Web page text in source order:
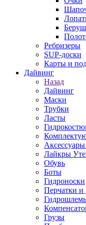
Ребризеры
SUP-доски
Карты и
Дайвинг
Назад
Дайвинг
Маски
Трубки
Ласты
Лайкры
Обувь
Боты
Гидроноски
Перчатки и
Грузы